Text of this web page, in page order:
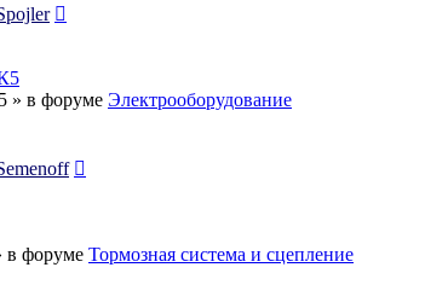
» в форуме Электрооборудование
в форуме Тормозная система и сцепление